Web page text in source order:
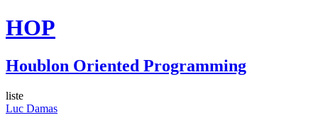
HOP
Houblon Oriented Programming
liste
Luc Damas